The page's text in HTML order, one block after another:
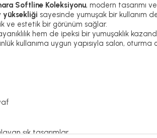
Softline Koleksiyonu, modern tasarımı
yüksekliği sayesinde yumuşak bir kullanım
ve estetik bir görünüm sağlar.
hem de ipeksi bir yumuşaklık
kullanıma uygun yapısıyla salon,
şık tasarımlar